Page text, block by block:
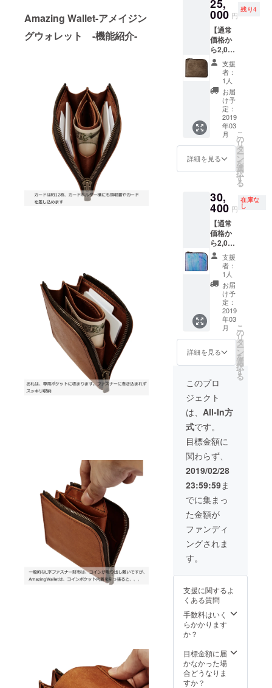
Amazing Wallet-アメイジン
グウォレット -機能紹介-
なアプロー
チで製作
たファ
スナー
ウォ
レット
アイデ
アと
ユーモ
アで一
切の無
駄の無
い設計
ファス
ナーを
開くワ
ンアク
ション
事が出
来る
Amazin
g Wallet
の名に
ふさわ
しいコ
ンパク
トなが
ら大容
量を実
Materia
ロ(イタ
リアン
レザー)
ルブラ
ニャッ
ク) Size
W120 ×
H100 ×
D25
mm
25,
000 円
残り4
【通常
価格か
ら2,000
円
OFF】
Amazin
g
Wallet-
アメイ
ジング
ウォ
レット
ミクロ
とマク
ロが共
存する
形にし
たファ
スナー
ウォ
レット
アイデ
アと
ユーモ
アで一
切の無
駄の無
い設計
ファス
ナーを
開くワ
ンアク
ション
り出す
事が出
来る
Amazin
g Wallet
の名に
ふさわ
しいコ
ンパク
トなが
ら大容
量を実
現
Materia
l プエブ
ロ(イタ
リアン
レザー)
(グリー
Size
W120 ×
H100 ×
D25
支援
者：
1人
お届
け予
定：
2019
年03
月
詳細を見る
こ
の
リ
タ
ー
ン
を
選
択
す
る
30,
400 円
在庫な
し
【通常
価格か
ら2,000
円
OFF】
世界に
一つの
イッテ
ンモノ
Amazin
Wallet-
アメイ
ジング
ウォ
レット
ミクロ
とマク
ロが共
存する
驚きを
形にし
たファ
スナー
ウォ
レット
アイデ
アと
ユーモ
アで一
切の無
駄の無
い設計
ファス
ンアク
ですべ
てを取
り出す
事が出
来る
g Wallet
の名に
ふさわ
しいコ
支援
者：
1人
お届
け予
定：
2019
年03
月
詳細を見る
こ
の
リ
タ
ー
ン
を
選
択
す
る
このプロ
ジェクト
は、 All-In方
式です。
目標金額に
関わらず、
2019/02/28
23:59:59ま
でに集まっ
た金額が
ファンディ
ングされま
す。
支援に関するよ
くある質問
手数料はいく
らかかります
か？
目標金額に届
かなかった場
合どうなりま
すか？